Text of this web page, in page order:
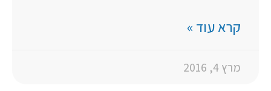
קרא עוד »
מרץ 4, 2016